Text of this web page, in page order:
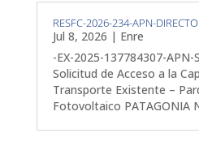
RESFC-2026-234-APN-
Jul 8, 2026 | Enre
-EX-2025-137784307-APN-
Solicitud de Acceso a la
Transporte Existente –
Fotovoltaico PATAGONIA